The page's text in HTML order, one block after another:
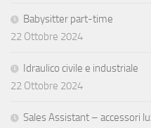
Babysitter part-time
22 Ottobre 2024
Idraulico civile e industriale
22 Ottobre 2024
Sales Assistant – accessori